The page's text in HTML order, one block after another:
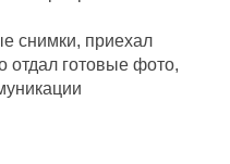
снимки, приехал
отдал готовые фото,